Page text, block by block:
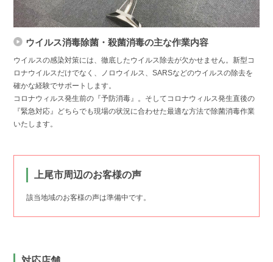
ウイルス消毒除菌・殺菌消毒の主な作業内容
ウイルスの感染対策には、徹底したウイルス除去が欠かせません。新型コ
ロナウイルスだけでなく、ノロウイルス、SARSなどのウイルスの除去を
確かな経験でサポートします。
コロナウィルス発生前の『予防消毒』。そしてコロナウィルス発生直後の
『緊急対応』どちらでも現場の状況に合わせた最適な方法で除菌消毒作業
いたします。
上尾市周辺のお客様の声
該当地域のお客様の声は準備中です。